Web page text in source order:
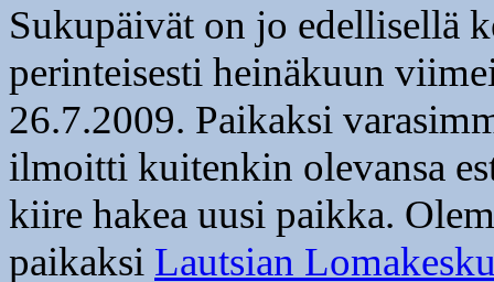
Sukupäivät on jo edellisellä
perinteisesti heinäkuun
26.7.2009. Paikaksi
ilmoitti kuitenkin olevansa
kiire hakea uusi paikka.
paikaksi Lautsian